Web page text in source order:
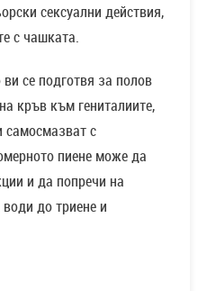
сексуални действия,
с чашката.
се подготвя за полов
кръв към гениталиите,
самосмазват с
пиене може да
и да попречи на
до триене и